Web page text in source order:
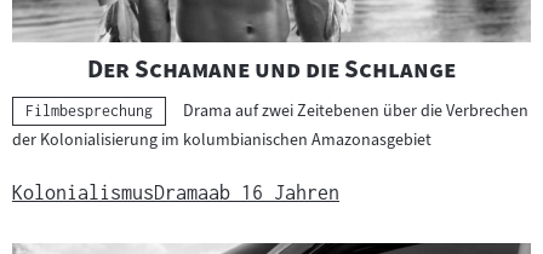
"
Der Schamane und die Schlange"
Kategorie:
Filmbesprechung
Drama auf zwei Zeitebenen über die Verbrechen
der Kolonialisierung im kolumbianischen Amazonasgebiet
KolonialismusDramaab 16 Jahren